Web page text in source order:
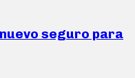
seguro para